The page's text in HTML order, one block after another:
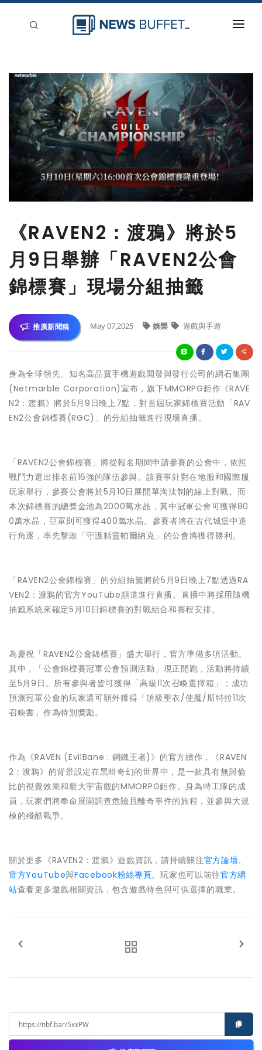
新聞稿分類
登入
刊登
《RAVEN2：渡鴉》將於5
月9日舉辦「RAVEN2公會
錦標賽」現場分組抽籤
推廣新聞稿 May 07,2025 娛樂 遊戲與手遊
身為全球領先、知名高品質手機遊戲開發與發行公司的網石集團
(Netmarble Corporation)宣布，旗下MMORPG鉅作《RAVE
N2：渡鴉》將於5月9日晚上7點，對首屆玩家錦標賽活動「RAV
EN2公會錦標賽(RGC)」的分組抽籤進行現場直播。
「RAVEN2公會錦標賽」將從報名期間申請參賽的公會中，依照
戰鬥力選出排名前16強的隊伍參與。該賽事針對在地服和國際服
玩家舉行，參賽公會將於5月10日展開單淘汰制的線上對戰。而
本次錦標賽的總獎金池為2000萬水晶，其中冠軍公會可獲得80
0萬水晶，亞軍則可獲得400萬水晶。參賽者將在古代城堡中進
行角逐，率先擊敗「守護精靈帕爾納克」的公會將獲得勝利。
「RAVEN2公會錦標賽」的分組抽籤將於5月9日晚上7點透過RA
VEN2：渡鴉的官方YouTube頻道進行直播。直播中將採用隨機
抽籤系統來確定5月10日錦標賽的對戰組合和賽程安排。
為慶祝「RAVEN2公會錦標賽」盛大舉行，官方準備多項活動。
其中，「公會錦標賽冠軍公會預測活動」現正開跑，活動將持續
至5月9日。所有參與者皆可獲得「高級11次召喚選擇箱」；成功
預測冠軍公會的玩家還可額外獲得「頂級聖衣/使魔/斯特拉11次
召喚書」作為特別獎勵。
作為《RAVEN (EvilBane : 鋼鐵王者)》的官方續作，《RAVEN
2：渡鴉》的背景設定在黑暗奇幻的世界中，是一款具有無與倫
比的視覺效果和龐大宇宙觀的MMORPG鉅作。身為特工隊的成
員，玩家們將奉命展開調查危險且離奇事件的旅程，並參與大規
模的殘酷戰爭。
關於更多《RAVEN2：渡鴉》遊戲資訊，請持續關注官方論壇、
官方YouTube與Facebook粉絲專頁。玩家也可以前往官方網
站查看更多遊戲相關資訊，包含遊戲特色與可供選擇的職業。